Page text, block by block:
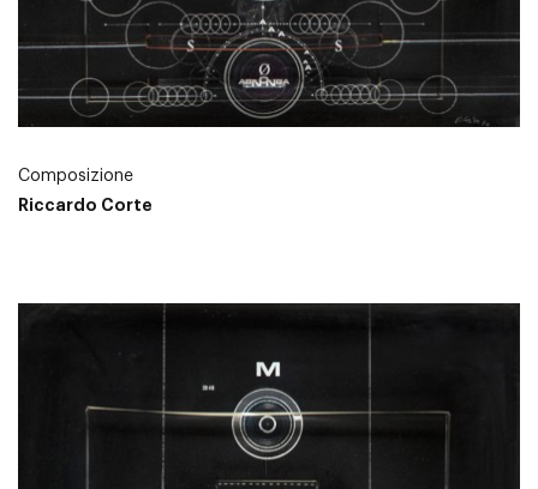
Composizione
Riccardo Corte